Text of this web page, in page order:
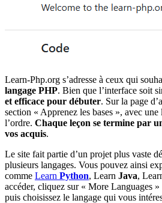
Learn-Php.org s’adresse à ceux qui
langage PHP. Bien que l’interface soit
et efficace pour débuter. Sur la page
section « Apprenez les bases », avec
l’ordre. Chaque leçon se termine par
vos acquis.
Le site fait partie d’un projet plus vaste
plusieurs langages. Vous pouvez ainsi
comme Learn Python, Learn Java,
accéder, cliquez sur « More Languages »
puis choisissez le langage qui vous